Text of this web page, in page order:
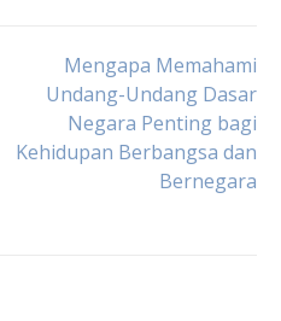
Mengapa Memahami
Undang-Undang Dasar
Negara Penting bagi
Kehidupan Berbangsa dan
Bernegara